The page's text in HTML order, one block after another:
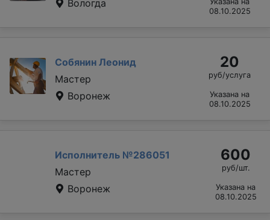
Вологда
08.10.2025
Собянин Леонид
Мастер
Воронеж
20
руб/услуга
Указана на
08.10.2025
Исполнитель №286051
Мастер
Воронеж
600
руб/шт.
Указана на
08.10.2025